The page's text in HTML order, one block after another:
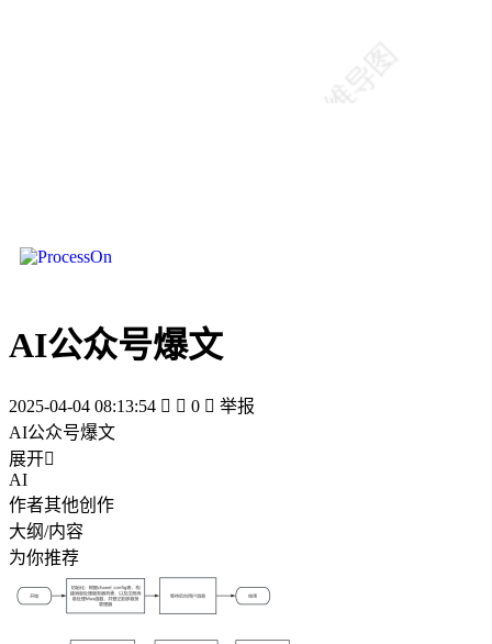
AI公众号爆文
2025-04-04 08:13:54   0  举报
AI公众号爆文
展开
AI
作者其他创作
大纲/内容
为你推荐